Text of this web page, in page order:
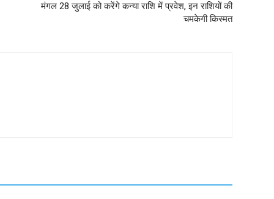
मंगल 28 जुलाई को करेंगे कन्या राशि में प्रवेश, इन राशियों की
चमकेगी किस्मत